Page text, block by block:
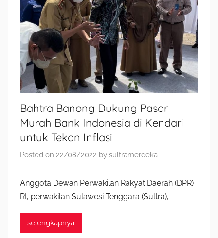
Bahtra Banong Dukung Pasar
Murah Bank Indonesia di Kendari
untuk Tekan Inflasi
Posted on 22/08/2022 by sultramerdeka
Anggota Dewan Perwakilan Rakyat Daerah (DPR)
RI, perwakilan Sulawesi Tenggara (Sultra),
selengkapnya